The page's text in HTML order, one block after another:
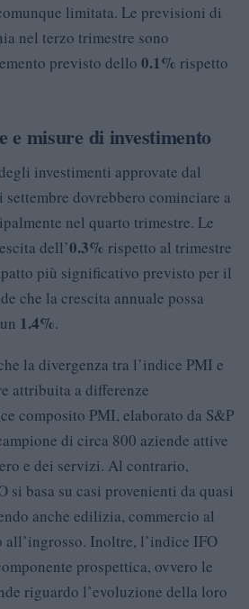
limitata. Le previsioni di
nel terzo trimestre sono
previsto dello 0.1% rispetto
e misure di investimento
investimenti approvate dal
settembre dovrebbero cominciare a
nel quarto trimestre. Le
dell’0.3% rispetto al trimestre
più significativo previsto per il
che la crescita annuale possa
1.4%.
la divergenza tra l’indice PMI e
attribuita a differenze
composito PMI, elaborato da S&P
di circa 800 aziende attive
e dei servizi. Al contrario,
si basa su casi provenienti da quasi
anche edilizia, commercio al
Inoltre, l’indice IFO
prospettica, ovvero le
riguardo l’evoluzione della loro